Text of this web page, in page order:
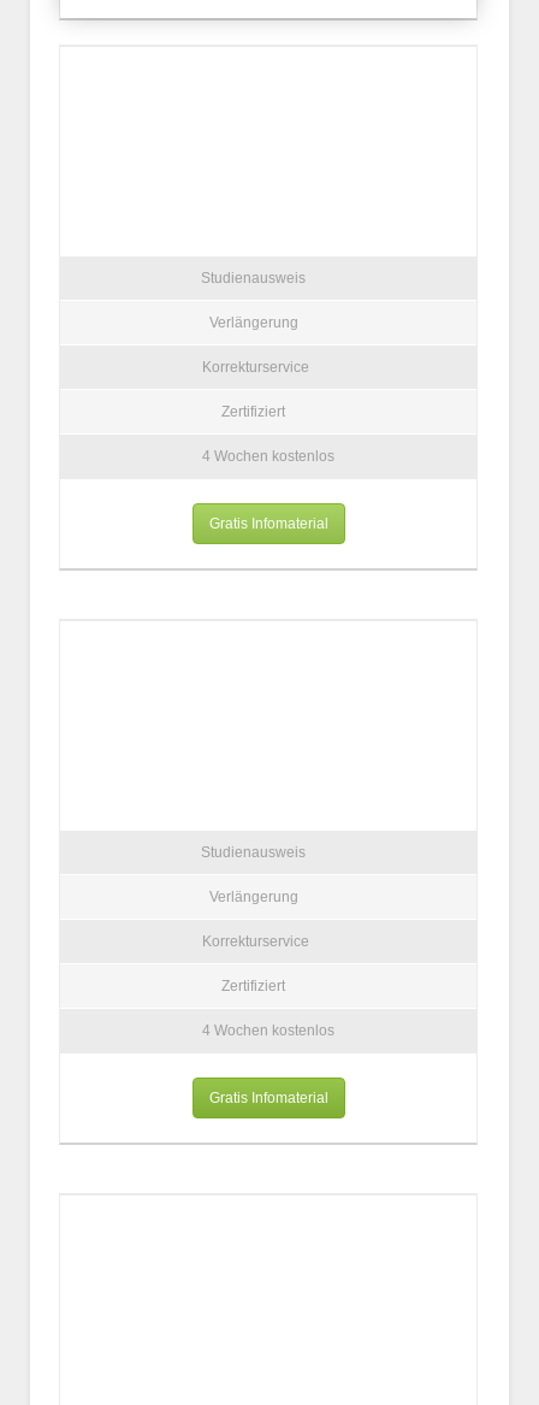
Studienausweis
Verlängerung
Korrekturservice
Zertifiziert
4 Wochen kostenlos
Gratis Infomaterial
Studienausweis
Verlängerung
Korrekturservice
Zertifiziert
4 Wochen kostenlos
Gratis Infomaterial